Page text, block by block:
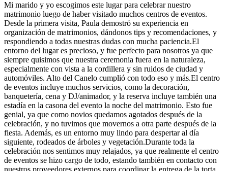
Mi marido y yo escogimos este lugar para celebrar nuestro
matrimonio luego de haber visitado muchos centros de eventos.
Desde la primera visita, Paula demostró su experiencia en
organización de matrimonios, dándonos tips y recomendaciones, y
respondiendo a todas nuestras dudas con mucha paciencia.El
entorno del lugar es precioso, y fue perfecto para nosotros ya que
siempre quisimos que nuestra ceremonia fuera en la naturaleza,
especialmente con vista a la cordillera y sin ruidos de ciudad y
automóviles. Alto del Canelo cumplió con todo eso y más.El centro
de eventos incluye muchos servicios, como la decoración,
banquetería, cena y DJ/animador, y la reserva incluye también una
estadía en la casona del evento la noche del matrimonio. Esto fue
genial, ya que como novios quedamos agotados después de la
celebración, y no tuvimos que movernos a otra parte después de la
fiesta. Además, es un entorno muy lindo para despertar al día
siguiente, rodeados de árboles y vegetación.Durante toda la
celebración nos sentimos muy relajados, ya que realmente el centro
de eventos se hizo cargo de todo, estando también en contacto con